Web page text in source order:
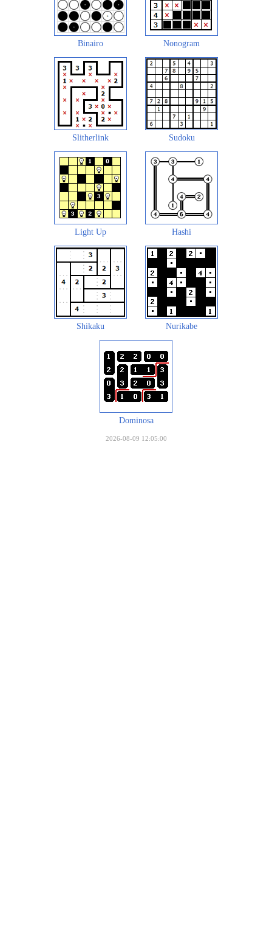
Binairo Nonogram
Slitherlink Sudoku
Light Up Hashi
Shikaku Nurikabe
Dominosa
2026-08-09 12:05:00